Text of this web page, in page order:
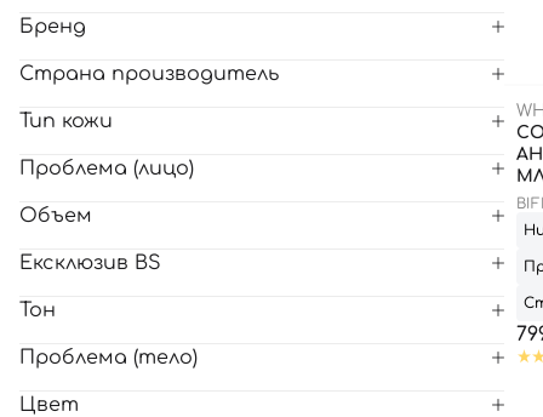
Все
Бренд
Страна производитель
Тип кожи
Проблема (лицо)
Объем
Ексклюзив BS
Тон
Проблема (тело)
Цвет